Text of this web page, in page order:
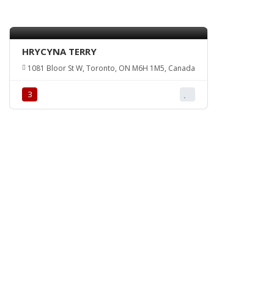
HRYCYNA TERRY
1081 Bloor St W, Toronto, ON M6H 1M5, Canada
З